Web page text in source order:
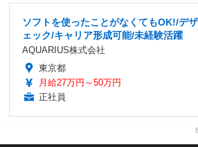
ソフトを使ったことがなくてもOK!/デ
ェック/キャリア形成可能/未経験活躍
AQUARIUS株式会社
東京都
月給27万円～50万円
正社員